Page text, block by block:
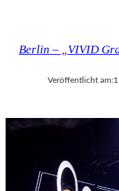
Berlin – „VIVID
Veröffentlicht am: